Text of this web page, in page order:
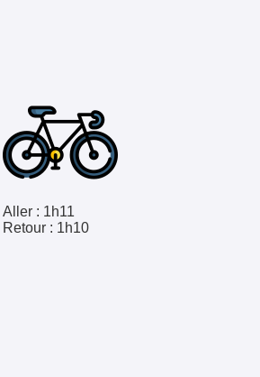
Aller : 1h11
Retour : 1h10